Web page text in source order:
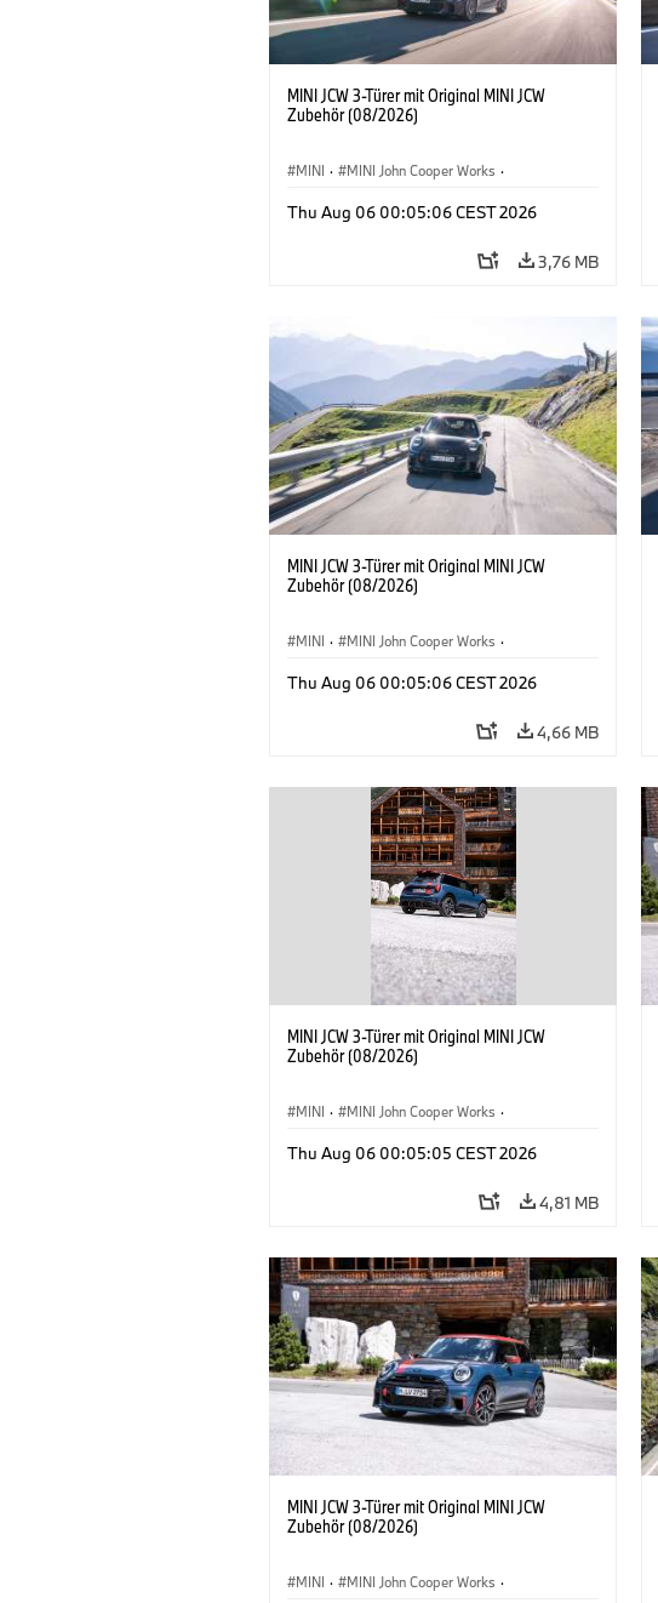
MINI JCW 3-Türer mit Original MINI JCW
Zubehör (08/2026)
MINI · MINI John Cooper Works ·
Sonderausstattungen, Zubehör
Thu Aug 06 00:05:06 CEST 2026
3,76 MB
MINI JCW 3-Türer mit Original MINI JCW
Zubehör (08/2026)
MINI · MINI John Cooper Works ·
Sonderausstattungen, Zubehör
Thu Aug 06 00:05:06 CEST 2026
4,66 MB
MINI JCW 3-Türer mit Original MINI JCW
Zubehör (08/2026)
MINI · MINI John Cooper Works ·
Sonderausstattungen, Zubehör
Thu Aug 06 00:05:05 CEST 2026
4,81 MB
MINI JCW 3-Türer mit Original MINI JCW
Zubehör (08/2026)
MINI · MINI John Cooper Works ·